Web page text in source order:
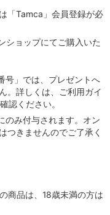
「Tamca」会員登録が必
ショップにてご購⼊いた
号」では、プレゼントへ
。詳しくは、ご利⽤ガイ
認ください。
のみ付与されます。オン
つきませんのでご了承く
商品は、18歳未満の方は